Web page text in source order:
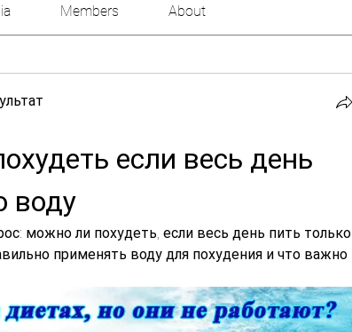
Members About
если весь день
воду
можно ли похудеть, если весь день пить только
применять воду для похудения и что важно